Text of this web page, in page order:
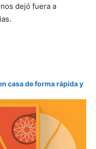
dejó fuera a
casa de forma rápida y